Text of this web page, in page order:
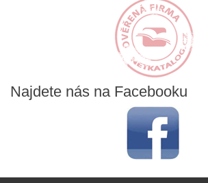
Najdete nás na Facebooku